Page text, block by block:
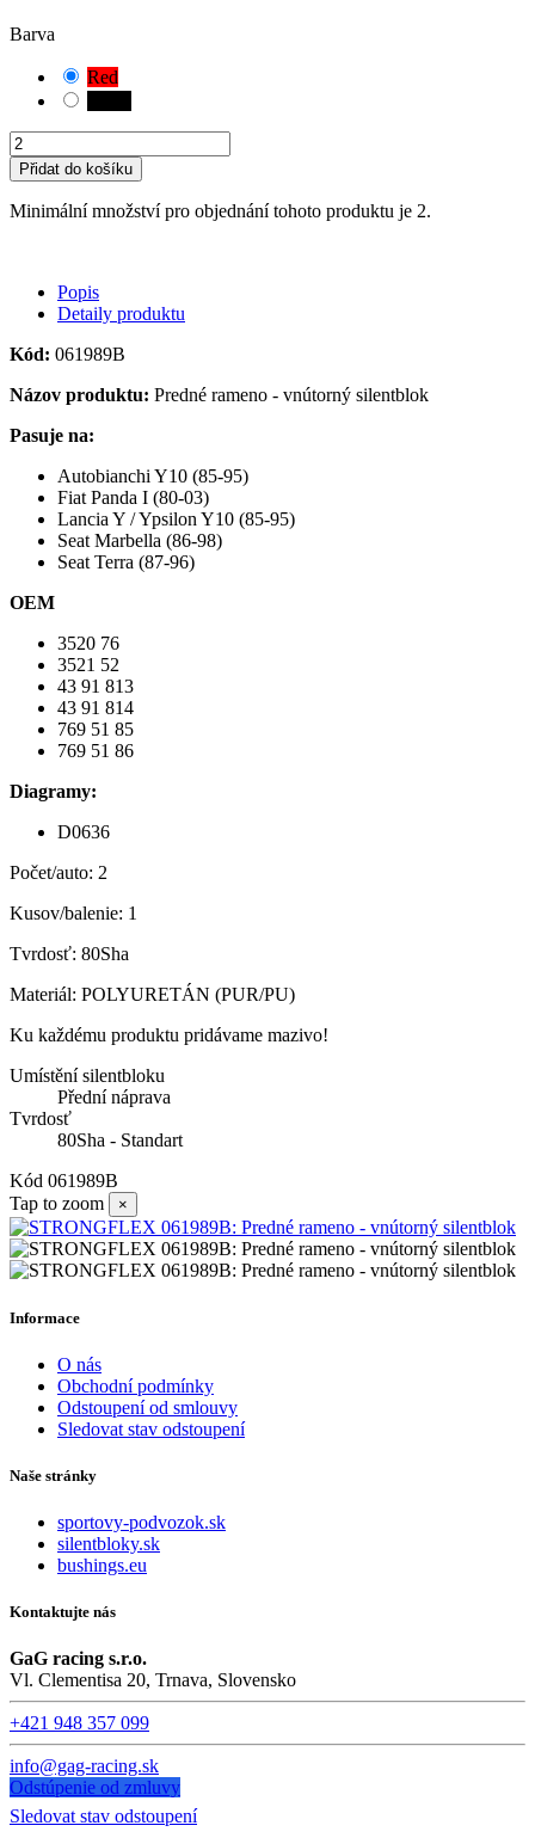
Barva
Red
Přidat do košíku
Minimální množství pro objednání tohoto produktu je 2.
Popis
Detaily produktu
Kód: 061989B
Názov produktu: Predné rameno - vnútorný silentblok
Pasuje na:
Autobianchi Y10 (85-95)
Fiat Panda I (80-03)
Lancia Y / Ypsilon Y10 (85-95)
Seat Marbella (86-98)
Seat Terra (87-96)
OEM
3520 76
3521 52
43 91 813
43 91 814
769 51 85
769 51 86
Diagramy:
D0636
Počet/auto: 2
Kusov/balenie: 1
Tvrdosť: 80Sha
Materiál: POLYURETÁN (PUR/PU)
Ku každému produktu pridávame mazivo!
Umístění silentbloku
Přední náprava
Tvrdosť
80Sha - Standart
Kód 061989B
Tap to zoom
×
Informace
O nás
Obchodní podmínky
Odstoupení od smlouvy
Sledovat stav odstoupení
Naše stránky
sportovy-podvozok.sk
silentbloky.sk
bushings.eu
Kontaktujte nás
GaG racing s.r.o.
Vl. Clementisa 20, Trnava, Slovensko
+421 948 357 099
info@gag-racing.sk
Odstúpenie od zmluvy
Sledovat stav odstoupení